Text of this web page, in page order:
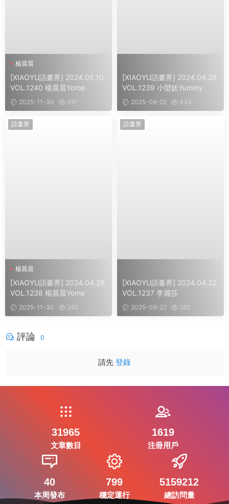
楊晨晨
[XIAOYU語畫界] 2024.05.10
VOL.1240 楊晨晨Yome
2025-11-30 397
[XIAOYU語畫界] 2024.04.29
VOL.1239 小蠻妖Yummy
2025-06-22 434
語畫界
楊晨晨
[XIAOYU語畫界] 2024.04.26
VOL.1238 楊晨晨Yome
2025-11-30 360
語畫界
[XIAOYU語畫界] 2024.04.22
VOL.1237 李麗莎
2025-06-22 282
評論 0
請先 登錄
31965
文章數目
1619
注冊用戶
40
本周發布
799
穩定運行
5159212
總訪問量